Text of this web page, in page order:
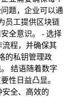
题，企业可以通
员工提供区块链
全意识。 - 选择
流程，并确保其
的私钥管理政
结语随着数字
性日益凸显。
全、高效的